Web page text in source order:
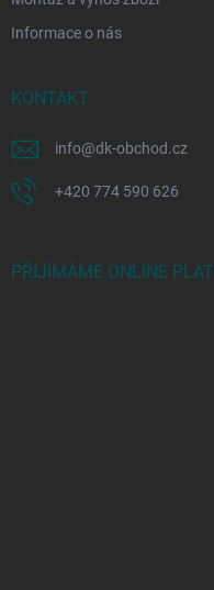
Informace o nás
KONTAKT
info@dk-obchod.cz
+420 774 590 626
PŘIJÍMÁME ONLINE